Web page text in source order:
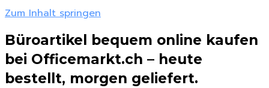
Zum Inhalt springen
Büroartikel bequem online kaufen
bei Officemarkt.ch – heute
bestellt, morgen geliefert.